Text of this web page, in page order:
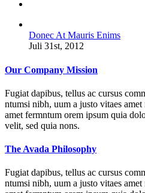
Donec At Mauris Enims
Juli 31st, 2012
Our Company Mission
Fugiat dapibus, tellus ac cursus
ntumsi nibh, uum a justo vitaes amet
amet fermntum orem ipsum quia
velit, sed quia nons.
The Avada Philosophy
Fugiat dapibus, tellus ac cursus
ntumsi nibh, uum a justo vitaes amet